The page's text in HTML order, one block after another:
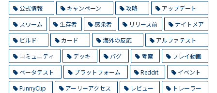
公式情報 キャンペーン 攻略
アップデート
スワーム
生存者 感染者 リリース前
ナイトメア
ビルド
カード 海外の反応
アルファテスト
コミュニティ
デッキ バグ 考察
プレイ動画
ベータテスト
プラットフォーム Reddit
イベント
FunnyClip
アーリーアクセス レビュー
トレーラー